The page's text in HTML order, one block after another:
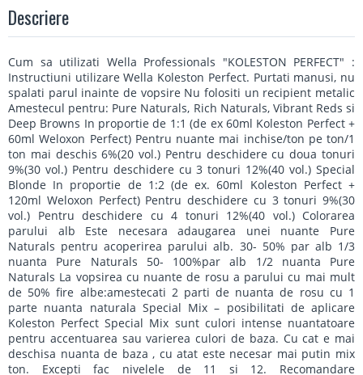
Descriere
Cum sa utilizati Wella Professionals "KOLESTON PERFECT" :
Instructiuni utilizare Wella Koleston Perfect. Purtati manusi, nu
spalati parul inainte de vopsire Nu folositi un recipient metalic
Amestecul pentru: Pure Naturals, Rich Naturals, Vibrant Reds si
Deep Browns In proportie de 1:1 (de ex 60ml Koleston Perfect +
60ml Weloxon Perfect) Pentru nuante mai inchise/ton pe ton/1
ton mai deschis 6%(20 vol.) Pentru deschidere cu doua tonuri
9%(30 vol.) Pentru deschidere cu 3 tonuri 12%(40 vol.) Special
Blonde In proportie de 1:2 (de ex. 60ml Koleston Perfect +
120ml Weloxon Perfect) Pentru deschidere cu 3 tonuri 9%(30
vol.) Pentru deschidere cu 4 tonuri 12%(40 vol.) Colorarea
parului alb Este necesara adaugarea unei nuante Pure
Naturals pentru acoperirea parului alb. 30- 50% par alb 1/3
nuanta Pure Naturals 50- 100%par alb 1/2 nuanta Pure
Naturals La vopsirea cu nuante de rosu a parului cu mai mult
de 50% fire albe:amestecati 2 parti de nuanta de rosu cu 1
parte nuanta naturala Special Mix – posibilitati de aplicare
Koleston Perfect Special Mix sunt culori intense nuantatoare
pentru accentuarea sau varierea culori de baza. Cu cat e mai
deschisa nuanta de baza , cu atat este necesar mai putin mix
ton. Excepti fac nivelele de 11 si 12. Recomandare